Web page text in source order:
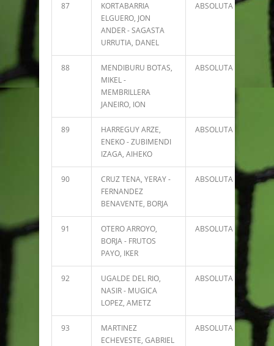
87
KORTABARRIA
ELGUERO, JON
ANDER - SAGASTA
URRUTIA, DANEL
ABSOLUTA
88
MENDIBURU BOTAS,
MIKEL -
MEMBRILLERA
JANEIRO, ION
ABSOLUTA
89
HARREGUY ARZE,
ENEKO - ZUBIMENDI
IZAGA, AIHEKO
ABSOLUTA
90
CRUZ TENA, YERAY -
FERNANDEZ
BENAVENTE, BORJA
ABSOLUTA 665
91
OTERO ARROYO,
BORJA - FRUTOS
PAYO, IKER
ABSOLUTA
92
UGALDE DEL RIO,
NASIR - MUGICA
LOPEZ, AMETZ
ABSOLUTA
93
MARTINEZ
ECHEVESTE, GABRIEL
ABSOLUTA 582